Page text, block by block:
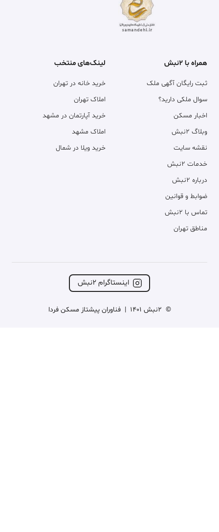
همراه با ۲نبش
ثبت رایگان آگهی ملک
سوال ملکی دارید؟
اخبار مسکن
وبلاگ ۲نبش
نقشه سایت
خدمات ۲نبش
درباره ۲نبش
ضوابط و قوانین
تماس با ۲نبش
مناطق تهران
لینک‌های منتخب
خرید خانه در تهران
املاک تهران
خرید آپارتمان در مشهد
املاک مشهد
خرید ویلا در شمال
اینستاگرام ۲نبش
© 2نبش 1401 | فناوران پیشتاز مسکن فردا